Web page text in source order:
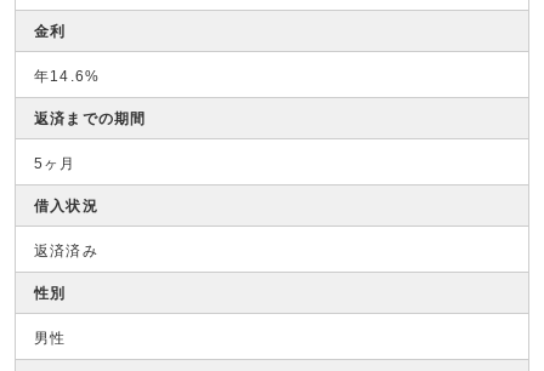
金利
年14.6%
返済までの期間
5ヶ月
借入状況
返済済み
性別
男性